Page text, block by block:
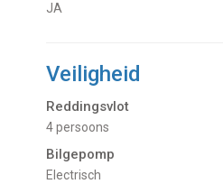
JA
Veiligheid
Reddingsvlot
4 persoons
Bilgepomp
Electrisch